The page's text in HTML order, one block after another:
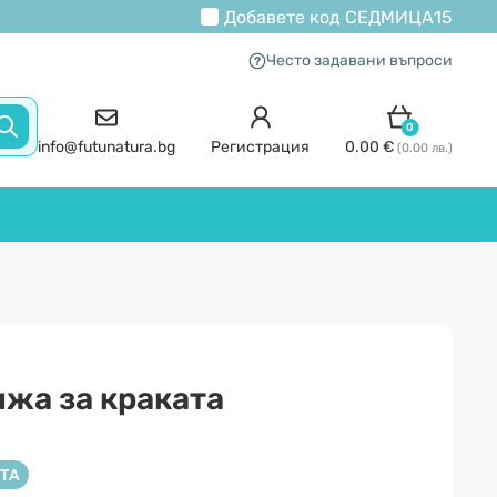
Добавете код СЕДМИЦА15
Често задавани въпроси
info@futunatura.bg Регистрация
0
0.00 € (0.00 лв.)
за краката